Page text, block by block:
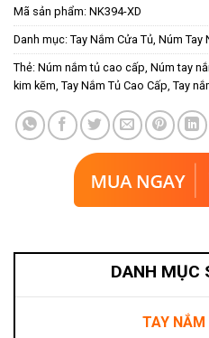
Mã sản phẩm: NK394-XD
Danh mục: Tay Nắm Cửa Tủ Núm Tay
Thẻ: Núm nắm tủ cao cấp Núm tay
kim kẽm Tay Nắm Tủ Cao Cấp Tay
DANH MỤC
TAY NẮM